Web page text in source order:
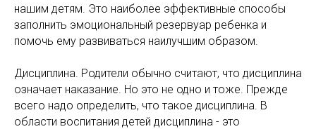
нашим детям. Это наиболее эффективные способы
заполнить эмоциональный резервуар ребенка и
помочь ему развиваться наилучшим образом.
Дисциплина. Родители обычно считают, что дисциплина
означает наказание. Но это не одно и тоже. Прежде
всего надо определить, что такое дисциплина. В
области воспитания детей дисциплина - это